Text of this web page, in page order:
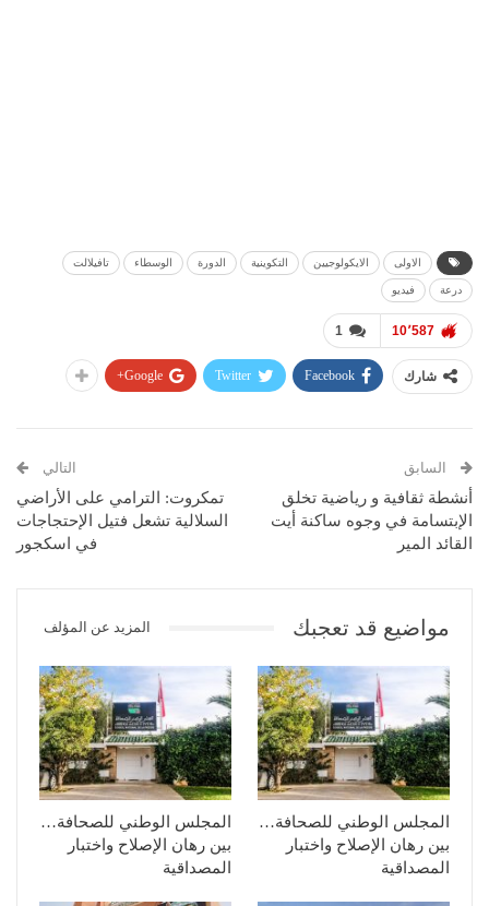
الاولى الايكولوجيين التكوينية الدورة الوسطاء تافيلالت
درعة فيديو
1 10٬587
شارك Facebook
Twitter
Google+
السابق
أنشطة ثقافية و رياضية تخلق
الإبتسامة في وجوه ساكنة أيت
القائد المير
التالي
تمكروت: الترامي على الأراضي
السلالية تشعل فتيل الإحتجاجات
في اسكجور
مواضيع قد تعجبك المزيد عن المؤلف
المجلس الوطني للصحافة…
بين رهان الإصلاح واختبار
المصداقية
المجلس الوطني للصحافة…
بين رهان الإصلاح واختبار
المصداقية